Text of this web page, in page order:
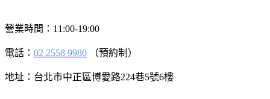
營業時間：11:00-19:00
電話： 02 2558 9980 （預約制）
地址：台北市中正區博愛路224巷5號6樓